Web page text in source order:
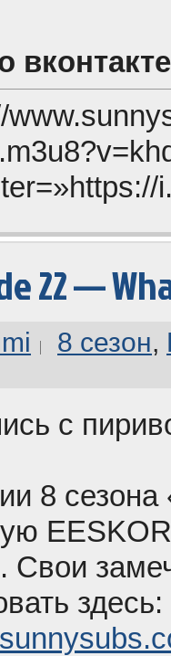
22 —
8 сезон,
с
8
Свои
здесь: